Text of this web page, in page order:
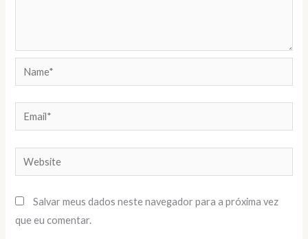
Name*
Email*
Website
Salvar meus dados neste navegador para a próxima vez
que eu comentar.